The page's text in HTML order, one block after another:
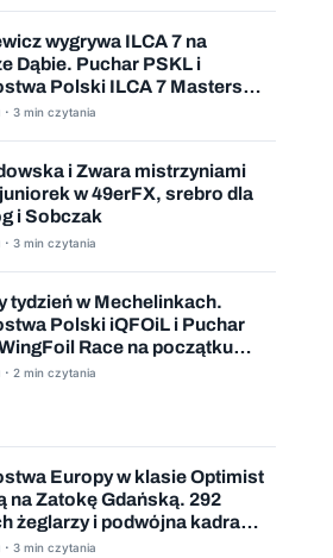
wygrywa ILCA 7 na
Dąbie. Puchar PSKL i
Polski ILCA 7 Masters
3 min czytania
i Zwara mistrzyniami
w 49erFX, srebro dla
i Sobczak
3 min czytania
tydzień w Mechelinkach.
Polski iQFOiL i Puchar
Race na początku
2 min czytania
Europy w klasie Optimist
na Zatokę Gdańską. 292
żeglarzy i podwójna kadra
3 min czytania